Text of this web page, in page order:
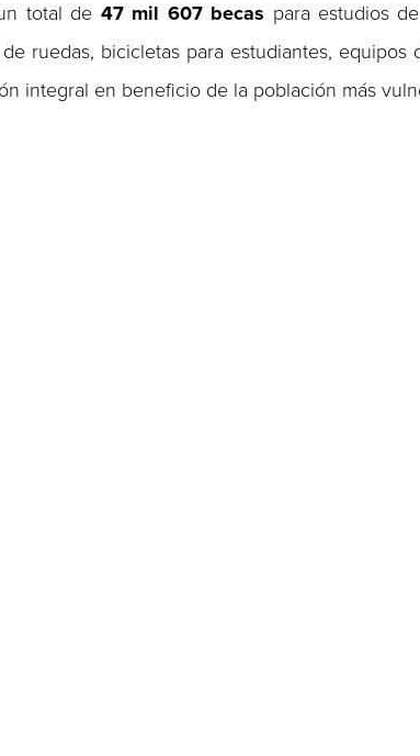
total de 47 mil 607 becas para estudios
ruedas, bicicletas para estudiantes, equipos
integral en beneficio de la población más